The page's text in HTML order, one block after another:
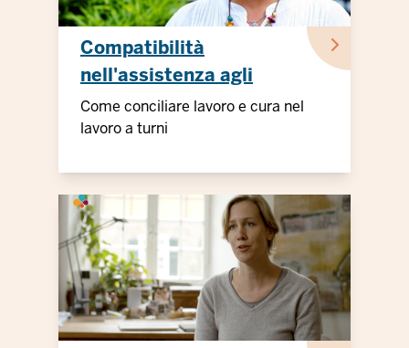
Compatibilità
nell'assistenza agli
anziani
Come conciliare lavoro e cura nel
lavoro a turni